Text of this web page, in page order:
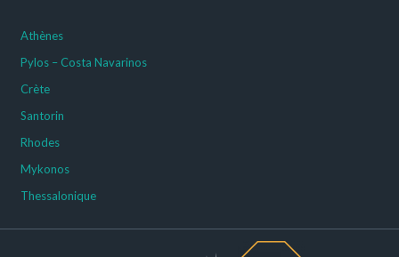
Athènes
Pylos – Costa Navarinos
Crète
Santorin
Rhodes
Mykonos
Thessalonique